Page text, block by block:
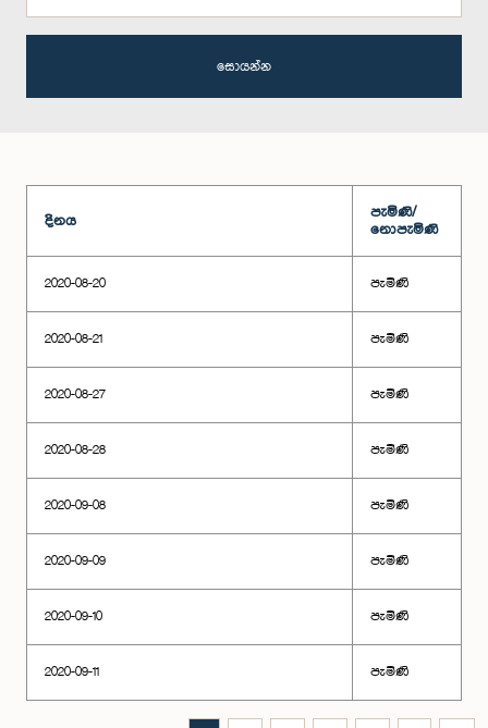
සොයන්න
දිනය
පැමිණි/
නොපැමිණි
2020-08-20 පැමිණි
2020-08-21 පැමිණි
2020-08-27 පැමිණි
2020-08-28 පැමිණි
2020-09-08 පැමිණි
2020-09-09 පැමිණි
2020-09-10 පැමිණි
2020-09-11 පැමිණි